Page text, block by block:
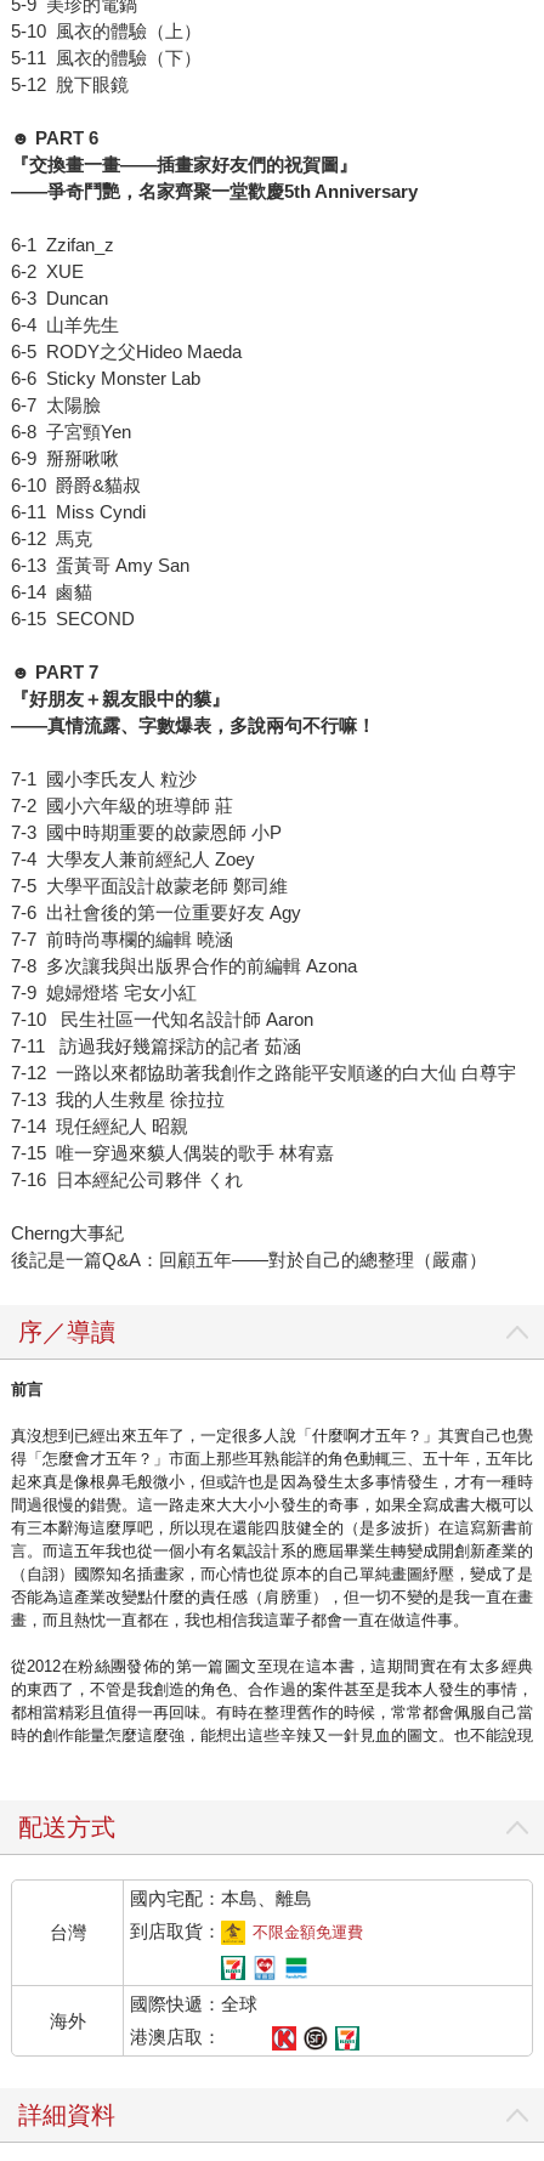
5-9 美珍的電鍋
5-10 風衣的體驗（上）
5-11 風衣的體驗（下）
5-12 脫下眼鏡
☻ PART 6
『交換畫一畫——插畫家好友們的祝賀圖』
——爭奇鬥艷，名家齊聚一堂歡慶5th Anniversary
6-1 Zzifan_z
6-2 XUE
6-3 Duncan
6-4 山羊先生
6-5 RODY之父Hideo Maeda
6-6 Sticky Monster Lab
6-7 太陽臉
6-8 子宮頸Yen
6-9 掰掰啾啾
6-10 爵爵&貓叔
6-11 Miss Cyndi
6-12 馬克
6-13 蛋黃哥 Amy San
6-14 鹵貓
6-15 SECOND
☻ PART 7
『好朋友＋親友眼中的貘』
——真情流露、字數爆表，多說兩句不行嘛！
7-1 國小李氏友人 粒沙
7-2 國小六年級的班導師 莊
7-3 國中時期重要的啟蒙恩師 小P
7-4 大學友人兼前經紀人 Zoey
7-5 大學平面設計啟蒙老師 鄭司維
7-6 出社會後的第一位重要好友 Agy
7-7 前時尚專欄的編輯 曉涵
7-8 多次讓我與出版界合作的前編輯 Azona
7-9 媳婦燈塔 宅女小紅
7-10 民生社區一代知名設計師 Aaron
7-11 訪過我好幾篇採訪的記者 茹涵
7-12 一路以來都協助著我創作之路能平安順遂的白大仙 白尊宇
7-13 我的人生救星 徐拉拉
7-14 現任經紀人 昭親
7-15 唯一穿過來貘人偶裝的歌手 林宥嘉
7-16 日本經紀公司夥伴 くれ
Cherng大事紀
後記是一篇Q&A：回顧五年——對於自己的總整理（嚴肅）
序／導讀
前言
真沒想到已經出來五年了，一定很多人說「什麼啊才五年？」其實自己也覺
得「怎麼會才五年？」市面上那些耳熟能詳的角色動輒三、五十年，五年比
起來真是像根鼻毛般微小，但或許也是因為發生太多事情發生，才有一種時
間過很慢的錯覺。這一路走來大大小小發生的奇事，如果全寫成書大概可以
有三本辭海這麼厚吧，所以現在還能四肢健全的（是多波折）在這寫新書前
言。而這五年我也從一個小有名氣設計系的應屆畢業生轉變成開創新產業的
（自詡）國際知名插畫家，而心情也從原本的自己單純畫圖紓壓，變成了是
否能為這產業改變點什麼的責任感（肩膀重），但一切不變的是我一直在畫
畫，而且熱忱一直都在，我也相信我這輩子都會一直在做這件事。
從2012在粉絲團發佈的第一篇圖文至現在這本書，這期間實在有太多經典
的東西了，不管是我創造的角色、合作過的案件甚至是我本人發生的事情，
都相當精彩且值得一再回味。有時在整理舊作的時候，常常都會佩服自己當
時的創作能量怎麼這麼強，能想出這些辛辣又一針見血的圖文。也不能說現
多大家熟知的一些經典合作案例，但它們背後其實有很多我沒跟大家公開講
的故事或是創作過程（甚至是黑暗祕辛？），都有把這些點滴放入這次的書
這次書名叫《來貘新定義》，我一路走來的理念，就是不管做什麼事都要很
「新」，只要有別人做過我就不太會想再做了，希望每次東西端出來都有讓
人耳目一新的感覺。而這本書有個單元嘗試了我從小到大最想做的漫畫，我
把以前出現過的知名角色全部翻新重畫，並且用漫畫的方式來說他們的故
事。這次漫畫都屬於短篇類型的漫畫，但對我來說是一項極大的考驗，平常
在網路發表的作品通常只說一個哏，但短篇漫畫需要舖陳，且過程中需要很
多哏去堆出你最後想說的哏，所以這在這上面需要花更多心思。近幾年有自
部分，但我一直都很喜歡這部分，也可以剛好藉著這次的書找回了那個當初
喜歡用畫畫說故事的感覺，我用了一個新的形式做一件一直喜歡做的事情，
配送方式
台灣
國內宅配：本島、離島
到店取貨：
不限金額免運費
海外
國際快遞：全球
港澳店取：
詳細資料